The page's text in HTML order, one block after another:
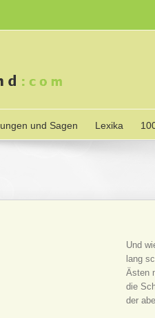
und Sagen Lexika
Und
lang
Ästen
die
der